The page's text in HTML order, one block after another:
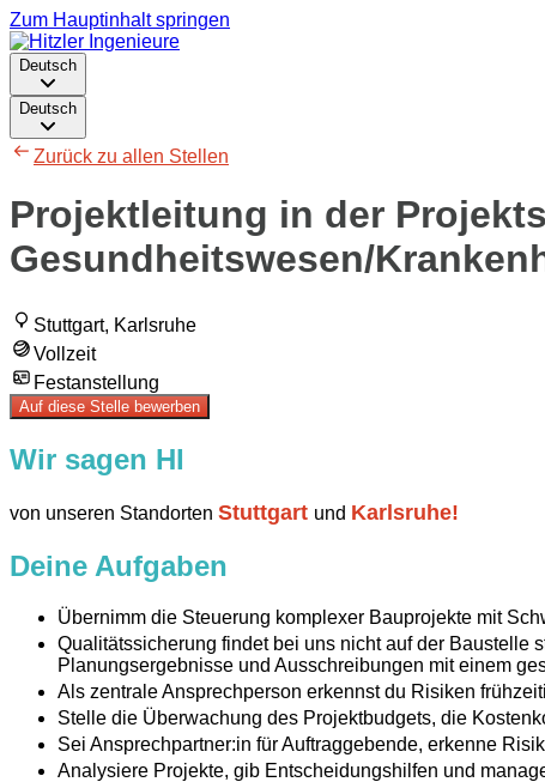
Zum Hauptinhalt springen
Deutsch
Deutsch
Zurück zu allen Stellen
Projektleitung in der
Gesundheitswesen/
Stuttgart, Karlsruhe
Vollzeit
Festanstellung
Auf diese Stelle bewerben
Wir sagen HI
von unseren Standorten Stuttgart und Karlsruhe!
Deine Aufgaben
Übernimm die Steuerung komplexer Bauprojekte mit
Qualitätssicherung findet bei uns nicht auf der Baustelle
Planungsergebnisse und Ausschreibungen mit einem
Als zentrale Ansprechperson erkennst du Risiken
Stelle die Überwachung des Projektbudgets, die
Sei Ansprechpartner:in für Auftraggebende, erkenne
Analysiere Projekte, gib Entscheidungshilfen und